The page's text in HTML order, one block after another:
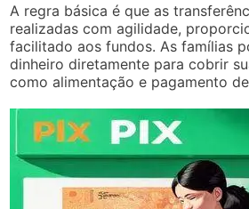
A regra básica é que as
realizadas com agilidade,
facilitado aos fundos. As famílias
dinheiro diretamente para cobrir
como alimentação e pagamento